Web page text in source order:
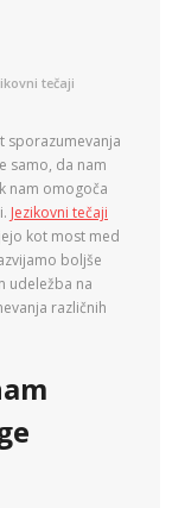
tečaji
sporazumevanja
samo, da nam
nam omogoča
Jezikovni tečaji
kot most med
boljše
udeležba na
različnih